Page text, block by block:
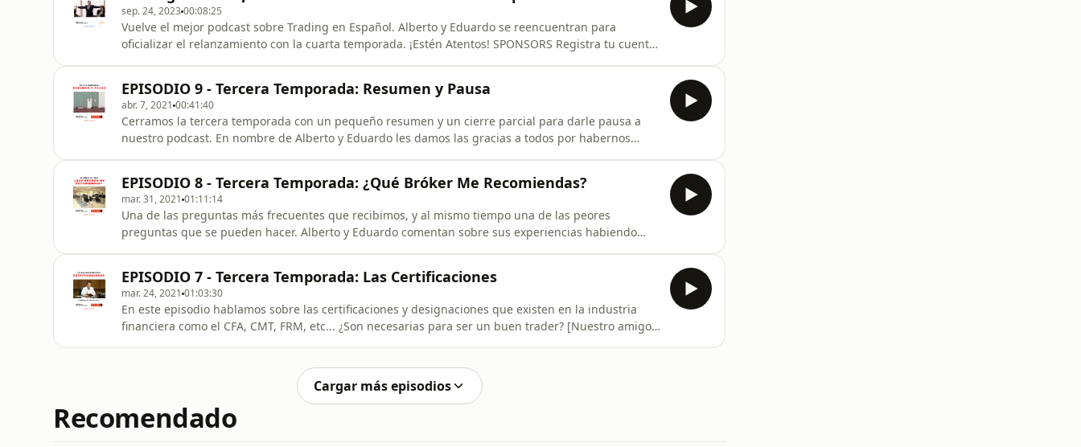
sep. 24, 202300:08:25
Vuelve el mejor podcast sobre Trading en Español. Alberto y Eduardo se reencuentran para
oficializar el relanzamiento con la cuarta temporada. ¡Estén Atentos! SPONSORS Registra tu cuenta
financieros? ⁠
EPISODIO 9 - Tercera Temporada: Resumen y Pausa
abr. 7, 2021 00:41:40
Cerramos la tercera temporada con un pequeño resumen y un cierre parcial para darle pausa a
nuestro podcast. En nombre de Alberto y Eduardo les damos las gracias a todos por habernos
invitamos a acompañarnos en el re
EPISODIO 8 - Tercera Temporada: ¿Qué Bróker Me Recomiendas?
mar. 31, 2021 01:11:14
Una de las preguntas más frecuentes que recibimos, y al mismo tiempo una de las peores
preguntas que se pueden hacer. Alberto y Eduardo comentan sobre sus experiencias habiendo
click en este link⁠⁠⁠ y
EPISODIO 7 - Tercera Temporada: Las Certificaciones
mar. 24, 2021 01:03:30
En este episodio hablamos sobre las certificaciones y designaciones que existen en la industria
financiera como el CFA, CMT, FRM, etc... ¿Son necesarias para ser un buen trader? [Nuestro amigo
Cargar más episodios
Recomendado